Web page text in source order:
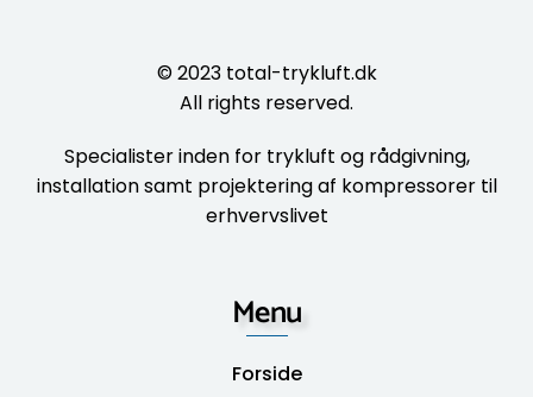
© 2023 total-trykluft.dk
All rights reserved.
Specialister inden for trykluft og rådgivning,
installation samt projektering af kompressorer til
erhvervslivet
Menu
Forside